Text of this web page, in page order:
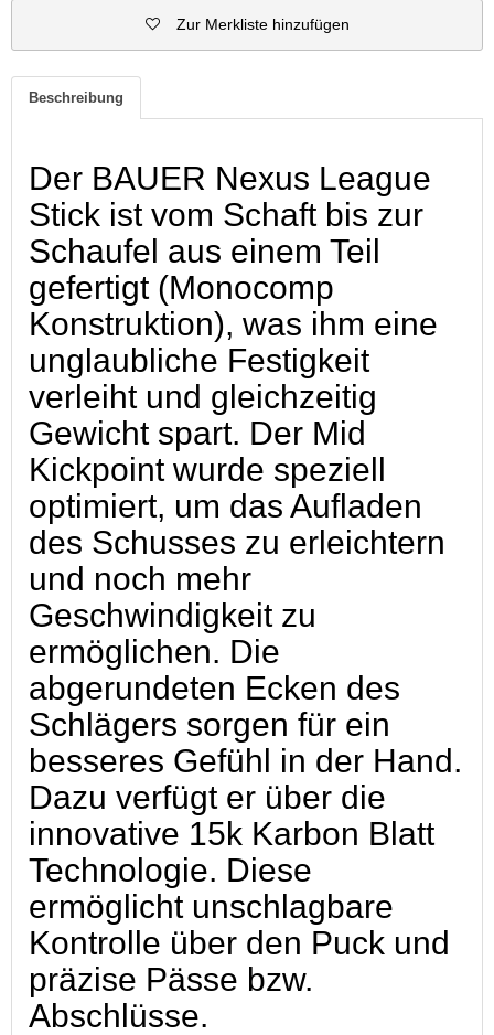
Zur Merkliste hinzufügen
Beschreibung
Der BAUER Nexus League
Stick ist vom Schaft bis zur
Schaufel aus einem Teil
gefertigt (Monocomp
Konstruktion), was ihm eine
unglaubliche Festigkeit
verleiht und gleichzeitig
Gewicht spart. Der Mid
Kickpoint wurde speziell
optimiert, um das Aufladen
des Schusses zu erleichtern
und noch mehr
Geschwindigkeit zu
ermöglichen. Die
abgerundeten Ecken des
Schlägers sorgen für ein
besseres Gefühl in der Hand.
Dazu verfügt er über die
innovative 15k Karbon Blatt
Technologie. Diese
ermöglicht unschlagbare
Kontrolle über den Puck und
präzise Pässe bzw.
Abschlüsse.